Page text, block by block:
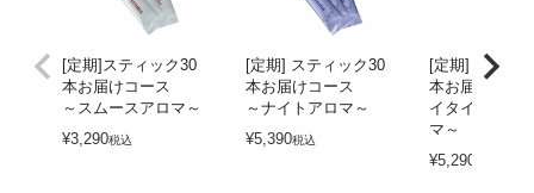
[定期]スティック30
本お届けコース
～スムースアロマ～
¥3,290税込
[定期] スティック30
本お届けコース
～ナイトアロマ～
¥5,390税込
[定期] スティ
本お届けコー
イタイムアイ
マ～
¥5,290